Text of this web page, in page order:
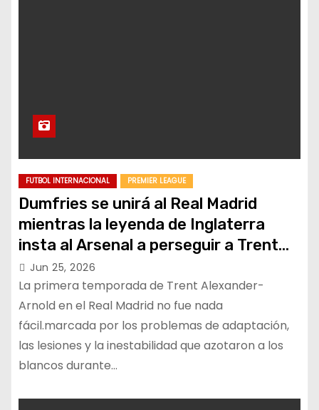
FUTBOL INTERNACIONAL PREMIER LEAGUE
Dumfries se unirá al Real Madrid
mientras la leyenda de Inglaterra
insta al Arsenal a perseguir a Trent
Alexander-Arnold
Jun 25, 2026
La primera temporada de Trent Alexander-
Arnold en el Real Madrid no fue nada
fácil.marcada por los problemas de adaptación,
las lesiones y la inestabilidad que azotaron a los
blancos durante…